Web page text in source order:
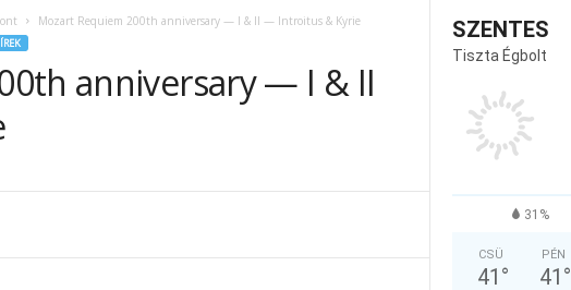
Mozart Requiem 200th anniversary — I & II — Introitus & Kyrie
anniversary — I & II
SZENTES
Tiszta Égbolt
31%
CSÜ
41 °
PÉN
41 °